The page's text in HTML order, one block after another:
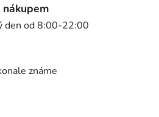
den od 8:00-22:00
známe